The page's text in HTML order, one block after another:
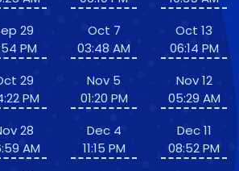
29
PM
29
PM
28
AM
Oct 7
03:48 AM
Nov 5
01:20 PM
Dec 4
11:15 PM
Oct 13
06:14 PM
Nov 12
05:29 AM
Dec 11
08:52 PM